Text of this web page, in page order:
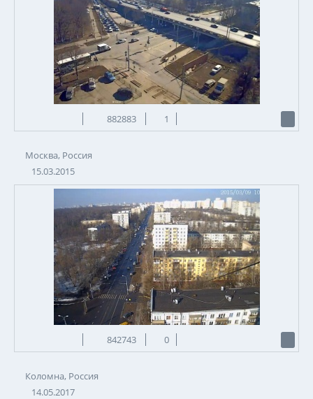
882883 1
Москва, Россия
15.03.2015
842743 0
Коломна, Россия
14.05.2017